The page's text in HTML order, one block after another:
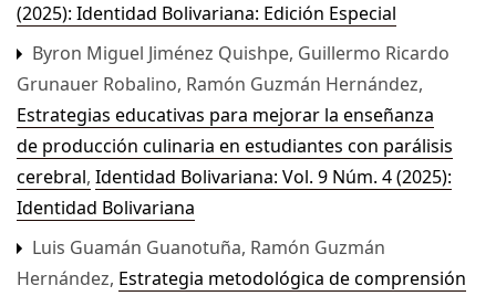
(2025): Identidad Bolivariana: Edición Especial
Byron Miguel Jiménez Quishpe, Guillermo Ricardo
Grunauer Robalino, Ramón Guzmán Hernández,
Estrategias educativas para mejorar la enseñanza
de producción culinaria en estudiantes con parálisis
cerebral, Identidad Bolivariana: Vol. 9 Núm. 4 (2025):
Identidad Bolivariana
Luis Guamán Guanotuña, Ramón Guzmán
Hernández, Estrategia metodológica de comprensión